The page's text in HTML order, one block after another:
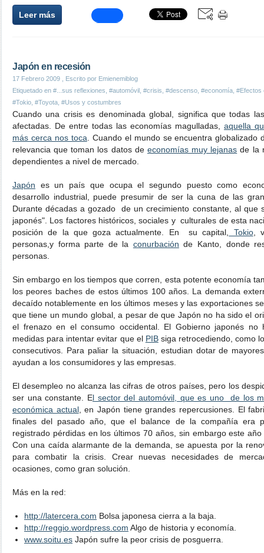
Leer más
Japón en recesión
17 Febrero 2009 , Escrito por Emienemiblog
Etiquetado en #...sus reflexiones #automóvil #crisis #descenso #economía #Efectos
#Tokio #Toyota #Usos y costumbres
Cuando una crisis es denominada global, significa que todas
afectadas. De entre todas las economías magulladas, aquella
más cerca nos toca . Cuando el mundo se encuentra
relevancia que toman los datos de economías muy lejanas de la
dependientes a nivel de mercado.
Japón es un país que ocupa el segundo puesto como
desarrollo industrial, puede presumir de ser la cuna de las
Durante décadas a gozado de un crecimiento constante, al que
japonés". Los factores históricos, sociales y culturales de esta
posición de la que goza actualmente. En su capital,
Tokio,
personas,y forma parte de la conurbación de Kanto, donde
personas.
Sin embargo en los tiempos que corren, esta potente economía
los peores baches de estos últimos 100 años. La demanda
decaído notablemente en los últimos meses y las exportaciones
que tiene un mundo global, a pesar de que Japón no ha sido el
el frenazo en el consumo occidental. El Gobierno japonés no
medidas para intentar evitar que el PIBsiga retrocediendo, como
consecutivos. Para paliar la situación, estudian dotar de
ayudan a los consumidores y las empresas.
El desempleo no alcanza las cifras de otros países, pero los
ser una constante. El sector del automóvil, que es uno de los
económica actual, en Japón tiene grandes repercusiones. El
finales del pasado año, que el balance de la compañía era
registrado pérdidas en los últimos 70 años, sin embargo este
Con una caída alarmante de la demanda, se apuesta por la
para combatir la crisis. Crear nuevas necesidades de
ocasiones, como gran solución.
Más en la red:
http://latercera.com Bolsa japonesa cierra a la baja.
http://reggio.wordpress.com Algo de historia y economía.
www.soitu.es Japón sufre la peor crisis de posguerra.